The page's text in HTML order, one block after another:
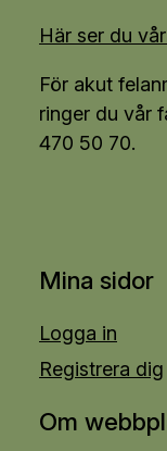
Här ser du
För akut
ringer du vår
470 50 70.
Mina sidor
Logga in
Registrera dig
Om